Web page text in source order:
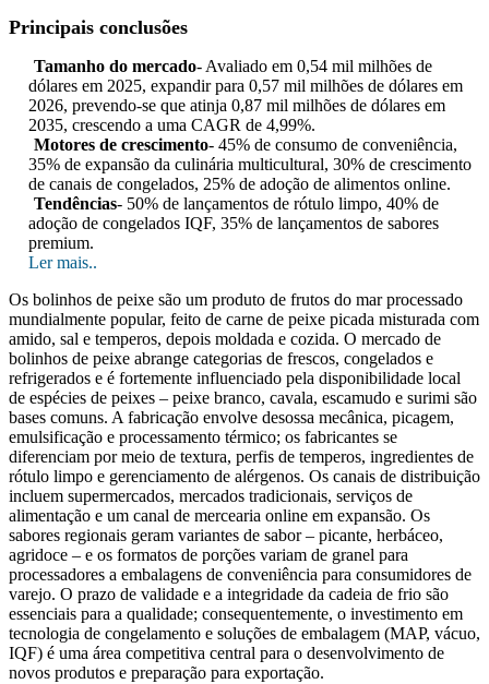
Principais conclusões
Tamanho do mercado- Avaliado em 0,54 mil milhões de
dólares em 2025, expandir para 0,57 mil milhões de dólares em
2026, prevendo-se que atinja 0,87 mil milhões de dólares em
2035, crescendo a uma CAGR de 4,99%.
Motores de crescimento- 45% de consumo de conveniência,
35% de expansão da culinária multicultural, 30% de crescimento
de canais de congelados, 25% de adoção de alimentos online.
Tendências- 50% de lançamentos de rótulo limpo, 40% de
adoção de congelados IQF, 35% de lançamentos de sabores
premium.
Ler mais..
Os bolinhos de peixe são um produto de frutos do mar processado
mundialmente popular, feito de carne de peixe picada misturada com
amido, sal e temperos, depois moldada e cozida. O mercado de
bolinhos de peixe abrange categorias de frescos, congelados e
refrigerados e é fortemente influenciado pela disponibilidade local
de espécies de peixes – peixe branco, cavala, escamudo e surimi são
bases comuns. A fabricação envolve desossa mecânica, picagem,
emulsificação e processamento térmico; os fabricantes se
diferenciam por meio de textura, perfis de temperos, ingredientes de
rótulo limpo e gerenciamento de alérgenos. Os canais de distribuição
incluem supermercados, mercados tradicionais, serviços de
alimentação e um canal de mercearia online em expansão. Os
sabores regionais geram variantes de sabor – picante, herbáceo,
agridoce – e os formatos de porções variam de granel para
processadores a embalagens de conveniência para consumidores de
varejo. O prazo de validade e a integridade da cadeia de frio são
essenciais para a qualidade; consequentemente, o investimento em
tecnologia de congelamento e soluções de embalagem (MAP, vácuo,
IQF) é uma área competitiva central para o desenvolvimento de
novos produtos e preparação para exportação.